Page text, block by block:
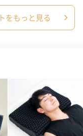
＞ 】
＞ 】
をもっと見る